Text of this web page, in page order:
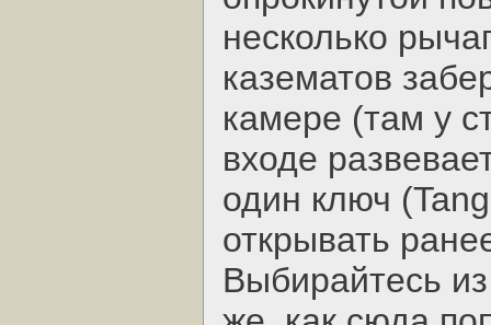
несколько
казематов
камере (там у
входе
один ключ
открывать
Выбирайтесь